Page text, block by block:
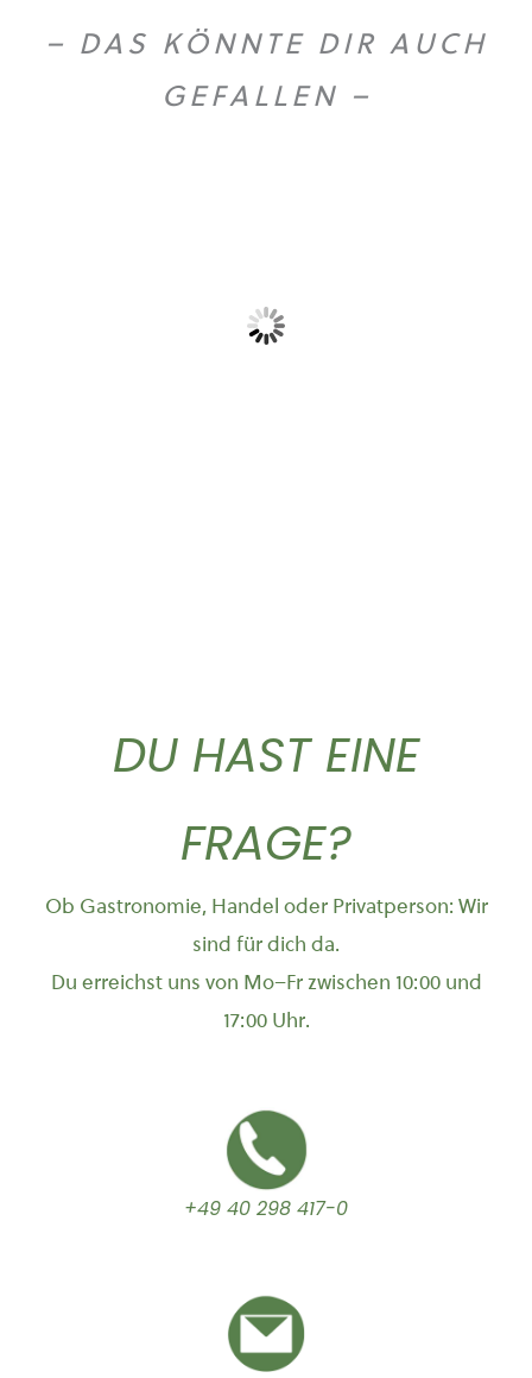
– DAS KÖNNTE DIR AUCH
GEFALLEN –
DU HAST EINE
FRAGE?
Ob Gastronomie, Handel oder Privatperson: Wir
sind für dich da.
Du erreichst uns von Mo–Fr zwischen 10:00 und
17:00 Uhr.
+49 40 298 417-0